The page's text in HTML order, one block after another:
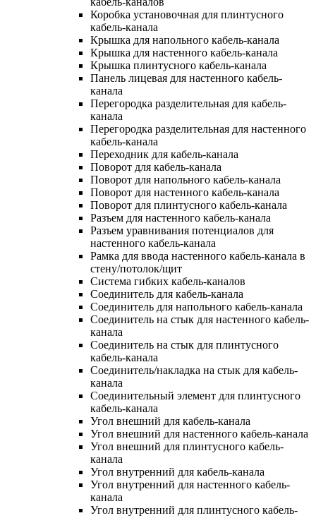
Коробка установочная для плинтусного
кабель-канала
Крышка для напольного кабель-канала
Крышка для настенного кабель-канала
Крышка плинтусного кабель-канала
Панель лицевая для настенного кабель-
канала
Перегородка разделительная для кабель-
канала
Перегородка разделительная для настенного
кабель-канала
Переходник для кабель-канала
Поворот для кабель-канала
Поворот для напольного кабель-канала
Поворот для настенного кабель-канала
Поворот для плинтусного кабель-канала
Разъем для настенного кабель-канала
Разъем уравнивания потенциалов для
настенного кабель-канала
Рамка для ввода настенного кабель-канала в
стену/потолок/щит
Система гибких кабель-каналов
Соединитель для кабель-канала
Соединитель для напольного кабель-канала
Соединитель на стык для настенного кабель-
канала
Соединитель на стык для плинтусного
кабель-канала
Соединитель/накладка на стык для кабель-
канала
Соединительный элемент для плинтусного
кабель-канала
Угол внешний для кабель-канала
Угол внешний для настенного кабель-канала
Угол внешний для плинтусного кабель-
канала
Угол внутренний для кабель-канала
Угол внутренний для настенного кабель-
канала
Угол внутренний для плинтусного кабель-